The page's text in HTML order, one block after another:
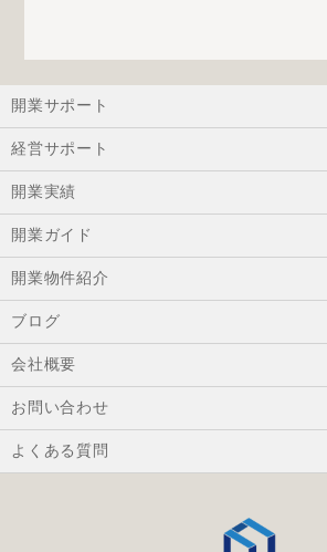
開業サポート
経営サポート
開業実績
開業ガイド
開業物件紹介
ブログ
会社概要
お問い合わせ
よくある質問